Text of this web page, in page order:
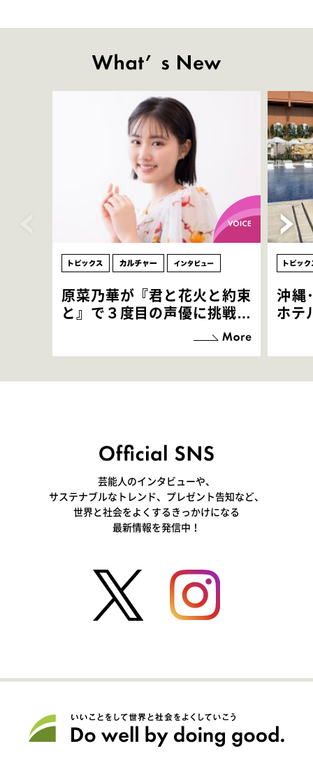
原菜乃華が『君と花火と約束
と』で３度目の声優に挑戦！
「お邪魔させてもらっている
感覚ですが､お芝居に没頭で
沖縄
ホテ
芸能人のインタビューや、
サステナブルなトレンド、プレゼント告知など、
世界と社会をよくするきっかけになる
最新情報を発信中！